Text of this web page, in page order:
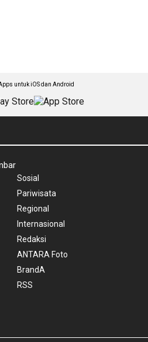
untuk iOS dan Android
Sosial
Pariwisata
Regional
Internasional
Redaksi
ANTARA Foto
BrandA
RSS